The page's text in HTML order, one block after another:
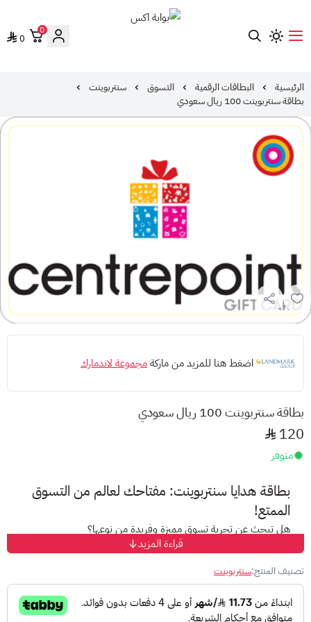
0
0
الرئيسية البطاقات الرقمية التسوق
سنتربوينت
بطاقة سنتربوينت 100 ريال سعودي
اضغط هنا للمزيد من ماركةمجموعة لاندمارك
بطاقة سنتربوينت 100 ريال سعودي
120
متوفر
بطاقة هدايا سنتربوينت: مفتاحك لعالم من التسوق
الممتع!
هل تبحث عن تجربة تسوق مميزة وفريدة من نوعها؟
مع بطاقة سنتربوينت الإلكترونية، ستحصل على عالم من الإمكانيات
بين يديك!
ما هي بطاقة هدايا سنتربوينت؟
قراءة المزيد
تصنيف المنتج:سنتربوينت